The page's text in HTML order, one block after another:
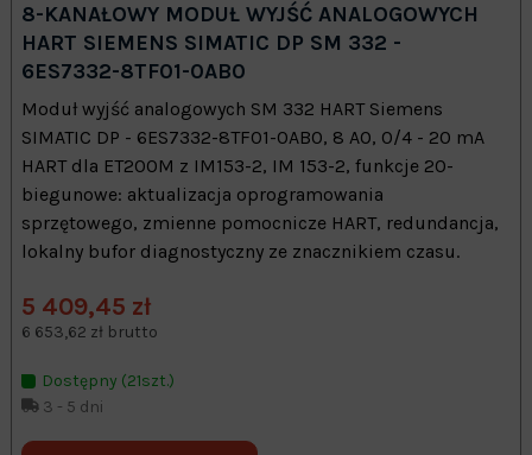
8-KANAŁOWY MODUŁ WYJŚĆ ANALOGOWYCH
HART SIEMENS SIMATIC DP SM 332 -
6ES7332-8TF01-0AB0
Moduł wyjść analogowych SM 332 HART Siemens
SIMATIC DP - 6ES7332-8TF01-0AB0, 8 AO, 0/4 - 20 mA
HART dla ET200M z IM153-2, IM 153-2, funkcje 20-
biegunowe: aktualizacja oprogramowania
sprzętowego, zmienne pomocnicze HART, redundancja,
lokalny bufor diagnostyczny ze znacznikiem czasu.
5 409,45 zł
6 653,62 zł brutto
Dostępny (21szt.)
3 - 5 dni